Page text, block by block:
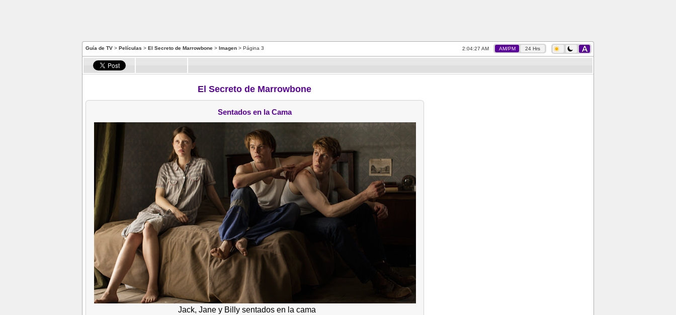
Guía de TV > Películas > El Secreto de Marrowbone > Imagen > Página 3 2:04:27 AM AM/PM 24 Hrs
El Secreto de Marrowbone
Sentados en la Cama
Jack, Jane y Billy sentados en la cama